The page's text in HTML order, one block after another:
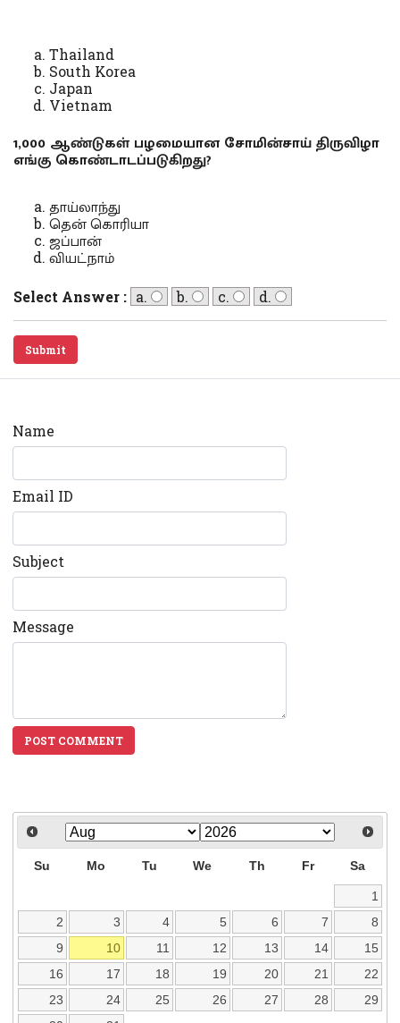
Thailand
South Korea
Japan
Vietnam
1,000 ஆண்டுகள் பழமையான சோமின்சாய் திருவிழா
எங்கு கொண்டாடப்படுகிறது?
தாய்லாந்து
தென் கொரியா
ஜப்பான்
வியட்நாம்
Select Answer : a. b. c. d.
Submit
Name
Email ID
Subject
Message
POST COMMENT
Su Mo Tu We Th Fr Sa
1
2
3 4 5 6 7
8
9
10 11 12 13 14
15
16
17 18 19 20 21
22
23
24 25 26 27 28
29